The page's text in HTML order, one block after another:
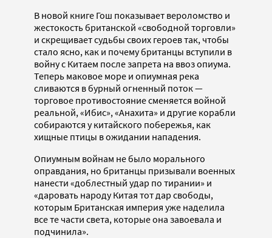
В новой книге Гош показывает вероломство и
жестокость британской «свободной торговли»
и скрещивает судьбы своих героев так, чтобы
стало ясно, как и почему британцы вступили в
войну с Китаем после запрета на ввоз опиума.
Теперь маковое море и опиумная река
сливаются в бурный огненный поток —
торговое противостояние сменяется войной
реальной, «Ибис», «Анахита» и другие корабли
собираются у китайского побережья, как
хищные птицы в ожидании нападения.
Опиумным войнам не было морального
оправдания, но британцы призывали военных
нанести «доблестный удар по тирании» и
«даровать народу Китая тот дар свободы,
которым Британская империя уже наделила
все те части света, которые она завоевала и
подчинила».